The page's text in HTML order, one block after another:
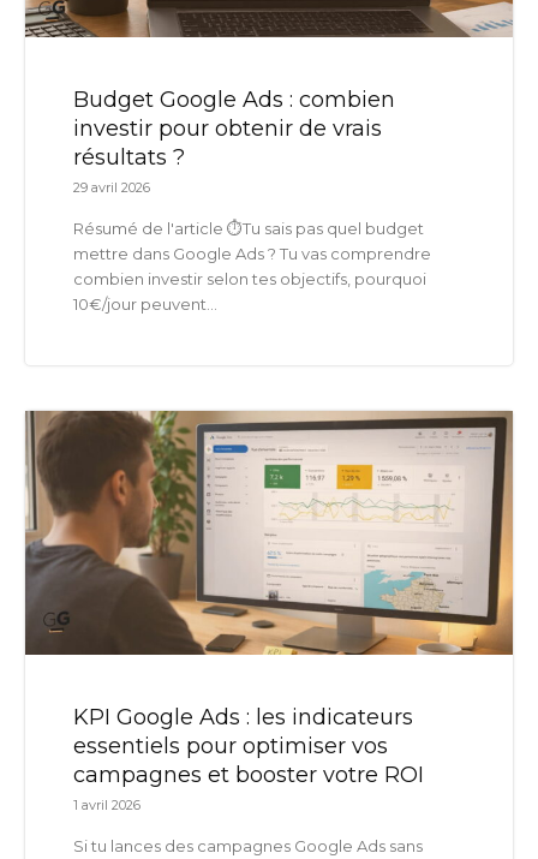
Budget Google Ads : combien
investir pour obtenir de vrais
résultats ?
29 avril 2026
Résumé de l'article ⏱️Tu sais pas quel budget
mettre dans Google Ads ? Tu vas comprendre
combien investir selon tes objectifs, pourquoi
10€/jour peuvent...
KPI Google Ads : les indicateurs
essentiels pour optimiser vos
campagnes et booster votre ROI
1 avril 2026
Si tu lances des campagnes Google Ads sans